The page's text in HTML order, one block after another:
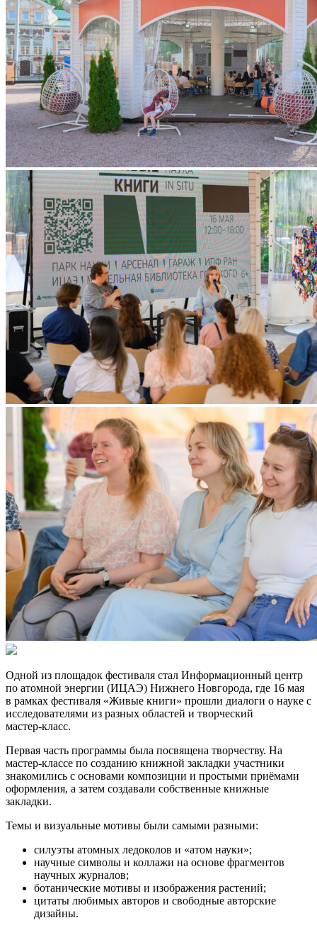
Одной из площадок фестиваля стал Информационный центр
по атомной энергии (ИЦАЭ) Нижнего Новгорода, где 16 мая
в рамках фестиваля «Живые книги» прошли диалоги о науке с
исследователями из разных областей и творческий
мастер‑класс.
Первая часть программы была посвящена творчеству. На
мастер‑классе по созданию книжной закладки участники
знакомились с основами композиции и простыми приёмами
оформления, а затем создавали собственные книжные
закладки.
Темы и визуальные мотивы были самыми разными:
силуэты атомных ледоколов и «атом науки»;
научные символы и коллажи на основе фрагментов
научных журналов;
ботанические мотивы и изображения растений;
цитаты любимых авторов и свободные авторские
дизайны.